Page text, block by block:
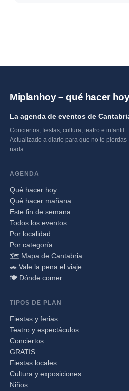
Miplanhoy – qué hacer
La agenda de eventos de
Conciertos, fiestas, cultura, teatro e infantil.
Actualizado a diario para que no te pierdas
nada.
AGENDA
Qué hacer hoy
Qué hacer mañana
Este fin de semana
Todos los eventos
Por localidad
Por categoría
🗺️ Mapa de Cantabria
🚗 Vale la pena el viaje
🍽️ Dónde comer
TIPOS DE PLAN
Fiestas y ferias
Teatro y espectáculos
Conciertos
GRATIS
Fiestas locales
Cultura y exposiciones
Niños